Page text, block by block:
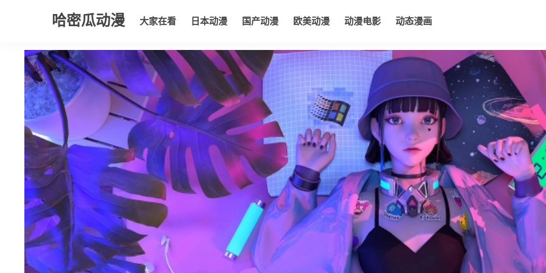
哈密瓜动漫 大家在看 日本动漫 国产动漫 欧美动漫 动漫电影 动态漫画
大家在看 日本动漫 国产动漫 欧美动漫 动漫电影 动态漫画